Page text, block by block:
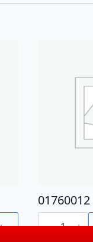
01760012
01760012
adet